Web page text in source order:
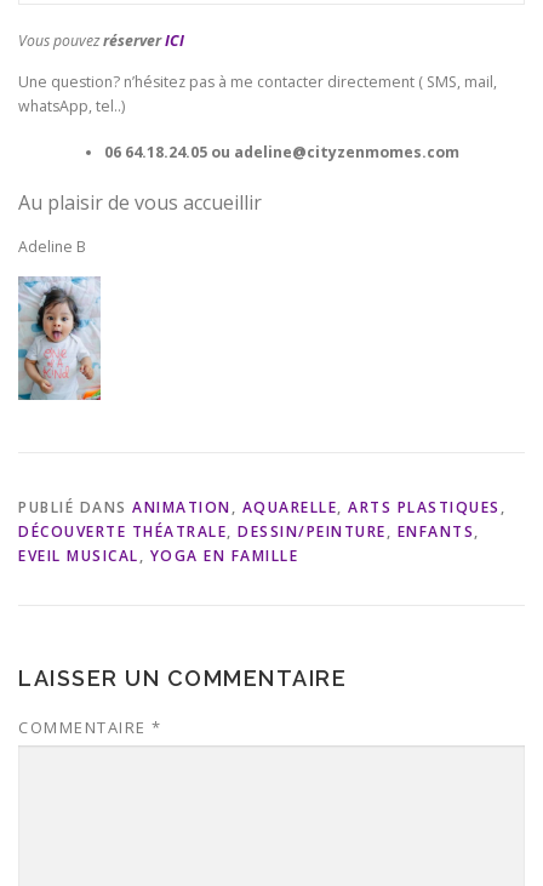
Vous pouvezréserverICI
Une question? n’hésitez pas à me contacter directement ( SMS, mail,
whatsApp, tel..)
06 64.18.24.05 ou adeline@cityzenmomes.com
Au plaisir de vous accueillir
Adeline B
PUBLIÉ DANS ANIMATION, AQUARELLE, ARTS PLASTIQUES ,
DÉCOUVERTE THÉATRALE, DESSIN/PEINTURE, ENFANTS,
EVEIL MUSICAL, YOGA EN FAMILLE
LAISSER UN COMMENTAIRE
COMMENTAIRE *